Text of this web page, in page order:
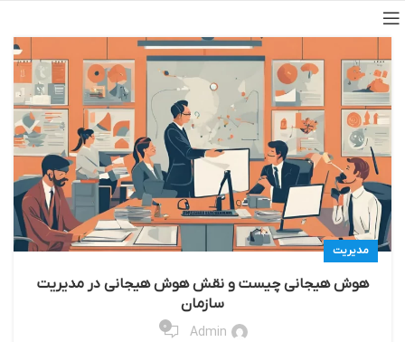
مدیریت
هوش هیجانی چیست و نقش هوش هیجانی در مدیریت
سازمان
Admin
0